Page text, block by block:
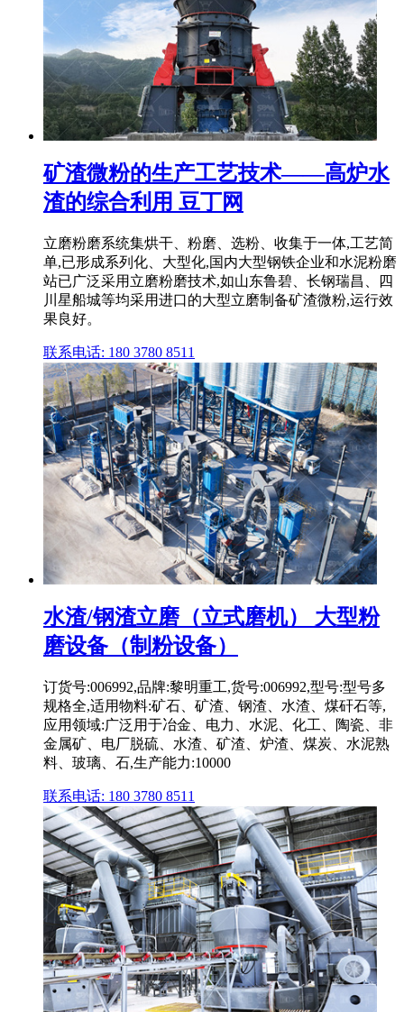
矿渣微粉的生产工艺技术——高炉水
渣的综合利用 豆丁网
立磨粉磨系统集烘干、粉磨、选粉、收集于一体,工艺简
单,已形成系列化、大型化,国内大型钢铁企业和水泥粉磨
站已广泛采用立磨粉磨技术,如山东鲁碧、长钢瑞昌、四
川星船城等均采用进口的大型立磨制备矿渣微粉,运行效
果良好。
联系电话: 180 3780 8511
水渣/钢渣立磨（立式磨机） 大型粉
磨设备（制粉设备）
订货号:006992,品牌:黎明重工,货号:006992,型号:型号多
规格全,适用物料:矿石、矿渣、钢渣、水渣、煤矸石等,
应用领域:广泛用于冶金、电力、水泥、化工、陶瓷、非
金属矿、电厂脱硫、水渣、矿渣、炉渣、煤炭、水泥熟
料、玻璃、石,生产能力:10000
联系电话: 180 3780 8511